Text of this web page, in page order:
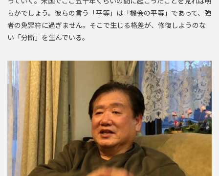
らかでしょう。彼らの言う「平等」は「機会の平等」であって、強
者の免罪符に過ぎません。そこで生じる格差が、修復しようのな
い「分断」を生んでいる。